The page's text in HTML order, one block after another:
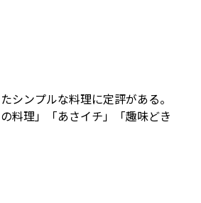
シンプルな料理に定評がある。
料理」「あさイチ」「趣味どき